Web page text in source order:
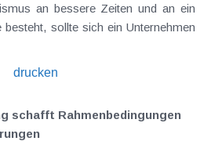
an bessere Zeiten und an ein
besteht, sollte sich ein Unternehmen
drucken
schafft Rahmenbedingungen